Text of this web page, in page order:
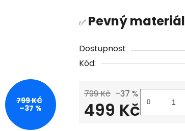
✅ Pevný materiál
Dostupnost
Kód:
799 Kč –37 %
499 Kč
799 KČ
–37 %